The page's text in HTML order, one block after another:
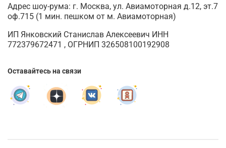
Адрес шоу-рума: г. Москва, ул. Авиамоторная д.12, эт.7
оф.715 (1 мин. пешком от м. Авиамоторная)
ИП Янковский Станислав Алексеевич ИНН
772379672471 , ОГРНИП 326508100192908
Оставайтесь на связи